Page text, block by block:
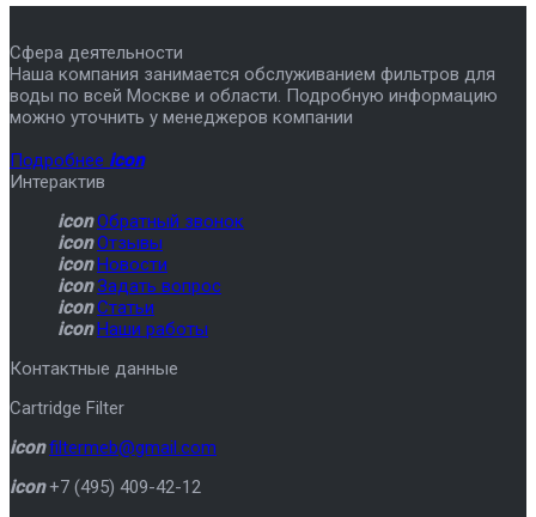
Сфера деятельности
Наша компания занимается обслуживанием фильтров для
воды по всей Москве и области. Подробную информацию
можно уточнить у менеджеров компании
Подробнее icon
Интерактив
icon Обратный звонок
icon Отзывы
icon Новости
icon Задать вопрос
icon Статьи
icon Наши работы
Контактные данные
Cartridge Filter
icon filtermeb@gmail.com
icon +7 (495) 409-42-12